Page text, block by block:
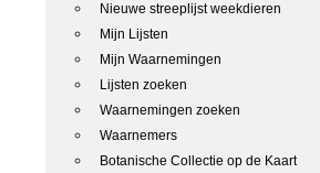
Nieuwe streeplijst weekdieren
Mijn Lijsten
Mijn Waarnemingen
Lijsten zoeken
Waarnemingen zoeken
Waarnemers
Botanische Collectie op de Kaart